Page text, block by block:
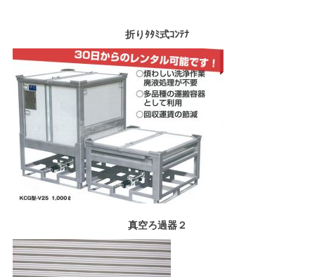
折りﾀﾀﾐ式ｺﾝﾃﾅ
真空ろ過器２